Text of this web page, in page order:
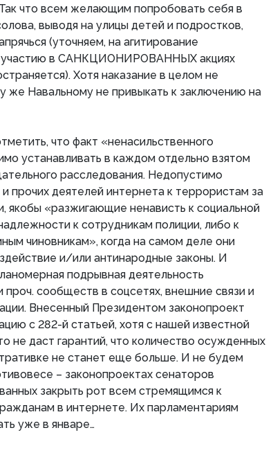
что всем желающим попробовать себя в
выводя на улицы детей и подростков,
(уточняем, на агитирование
участию в САНКЦИОНИРОВАННЫХ акциях
Хотя наказание в целом не
же Навальному не привыкать к заключению на
что факт «ненасильственного
устанавливать в каждом отдельно взятом
расследования. Недопустимо
прочих деятелей интернета к террористам за
якобы «разжигающие ненависть к социальной
к сотрудникам полиции, либо к
чиновникам», когда на самом деле они
и/или антинародные законы. И
подрывная деятельность
проч. сообществ в соцсетях, внешние связи и
Внесенный Президентом законопроект
с 282-й статьей, хотя с нашей известной
не даст гарантий, что количество осужденных
не станет еще больше. И не будем
– законопроектах сенаторов
закрыть рот всем стремящимся к
в интернете. Их парламентариям
уже в январе…